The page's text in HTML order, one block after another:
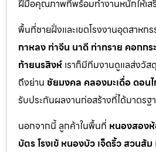
ฝีมือคุณภาพที่พร้อมทำงานหนักให้เส
พื้นที่ชายฝั่งและเขตโรงงานอุตสาหก
กาหลง ท่าจีน นาดี ท่าทราย คอกกร
ท้ายนรสิงห์ เราก็มีทีมงานดูแลส่งวั
ถึงย่าน ชัยมงคล คลองมะเดื่อ ดอน
รับประกันผลงานก่อสร้างที่ได้มาตรฐ
นอกจากนี้ ลูกค้าในพื้นที่ หนองสอง
บัตรโรงเข้ หนองบัว เจ็ดริ้วสวนส้ม